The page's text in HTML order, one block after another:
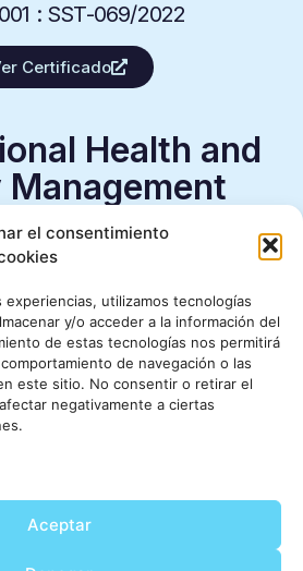
el consentimiento
experiencias, utilizamos tecnologías
y/o acceder a la información del
de estas tecnologías nos permitirá
de navegación o las
este sitio. No consentir o retirar el
negativamente a ciertas
Aceptar
: SST-069/2022
Certificado
Health and
45001:2018
Certificado